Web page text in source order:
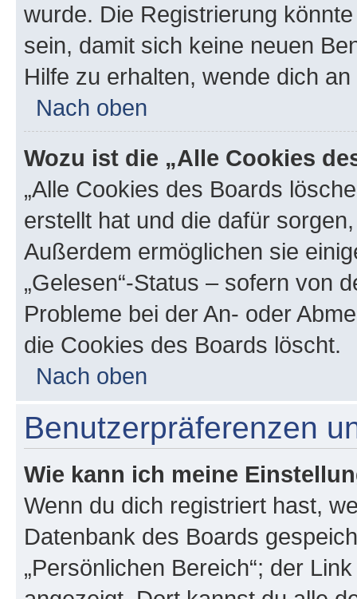
wurde. Die Registrierung
sein, damit sich keine neuen
Hilfe zu erhalten, wende dich
Nach oben
Wozu ist die „Alle Cookies
„Alle Cookies des Boards
erstellt hat und die dafür
Außerdem ermöglichen sie
„Gelesen“-Status – sofern von
Probleme bei der An- oder
die Cookies des Boards löscht.
Nach oben
Benutzerpräferenzen
Wie kann ich meine
Wenn du dich registriert hast,
Datenbank des Boards
„Persönlichen Bereich“; der